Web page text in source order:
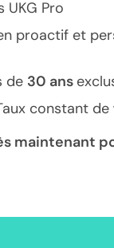
UKG Pro
proactif et
de 30 ans
constant de
maintenant